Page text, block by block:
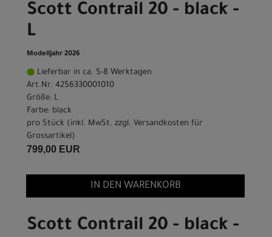
Scott Contrail 20 - black -
L
Modelljahr 2026
Lieferbar in ca. 5-8 Werktagen
Art.Nr. 4256330001010
Größe: L
Farbe: black
pro Stück (inkl. MwSt. zzgl. Versandkosten für
Grossartikel)
799,00 EUR
IN DEN WARENKORB
Scott Contrail 20 - black -